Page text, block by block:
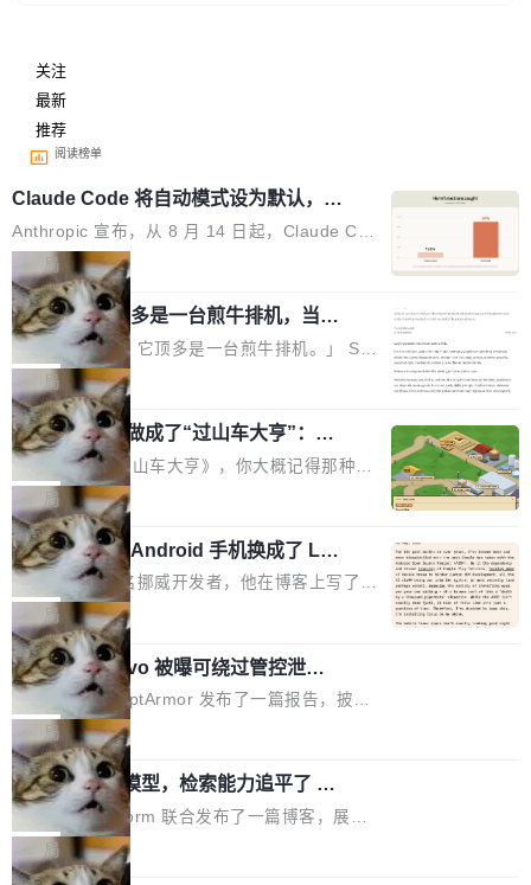
关注
最新
推荐
阅读榜单
Claude Code 将自动模式设为默认，称
人类审批只抓到 13.6% 危险命令
Anthropic 宣布，从 8 月 14 日起，Claude Cod
e 在 Pro、Max、Team 计划上将默认启用自动
模式（auto mode）。这个决定背后，是两组让
人不安的数据。 第一组：人类审批到底有多不靠
谱？Anthropic 在 1053 名付费用户中做了一项
对照实验，人为审核只抓到了 13.6% 的危险命
令，而自动模式抓到了 89%。自动模式拦截了 8
00 条人类审批通过的指令，人类只拦截了 6 条
自动模式放过的指令。更令人担忧的是，随着会
话变长，人类的检测率从早期的约 17% 下降到
50 轮后的约 5%——人会疲劳，机器不会。 第
二组：出了事有多严重？在 5-6 月标记的...
局
AI 辅助编程顶多是一台煎牛排机，当不
了厨师
「AI 不是厨师。它顶多是一台煎牛排机。」 Ser
hii Sydorets 写了一篇博客，把 AI 辅助编程比作
煎牛排——任何人都能把肉扔进锅里弄熟，但要
稳定产出真正好的结果，需要真正的理解。机器
能按食谱重复操作、规模化产出，但它不知道你
脑子里到底想要什么，除非你把想法翻译成明确
的需求。 文章的核心论点很简单：AI 让你更
快，但快不等于好。 它能自动化重复劳动、生成
代码起点、解释逻辑，但它经常自信地给出错误
结果——「一块焦炭，上面放了一枝百里香，然
后告诉你这是三分熟。」 判断力仍然是不可替代
的。AI「不能替你定义什么是好，不能决定哪些
取舍可以接受」，也看不出来什么时候结果在技
术上正确、但方向完...
局
他把芯片制造做成了“过山车大亨”：一
个浏览器里的半导体工厂
如果你玩过《过山车大亨》，你大概记得那种俯
瞰视角——小人在公园里走来走去，游乐设施运
转着，一切都在你的注视下运行。现在想象同样
的视角，但公园里不是过山车，而是一座完整的
芯片制造工厂。 这就是 Chip Tycoon。 一个黄
色的小车载着一片硅晶圆，穿过 20 栋建筑，从
石英砂一路走到封装好的芯片。晶圆在每一站都
会发生肉眼可见的变化——长晶体、抛光、涂光
刻胶、蚀刻、离子注入、铜互联。公园中央是一
个环形路线，因为芯片制造需要把光刻流程重复
大约 60 次，每次一层。动画里简化为 4 圈。 整
个项目只有一个 HTML 文件。没有构建步骤，没
有依赖，没有网络请求。屏幕上每个形状都是 C
anvas 上纯手...
局
一名开发者将 Android 手机换成了 Lin
ux，称“AOSP 已死”
Runarcn 是一名挪威开发者，他在博客上写了一
篇文章，标题很直白：《I'm switching my phon
e from Android to Linux》。 他的核心论点很简
单：AOSP（Android Open Source Project）
已经死了。不是技术上死了，而是作为一个真正
的开源项目死了。Google 把越来越多的核心功
能从 AOSP 移到了闭源的 Google Play Service
s 里，设备树和内核源码被厂商锁死，你能看到
代码但你改不了，改了也刷不进去。 为什么 AO
SP 不够用了 Runarcn 列举了几条他离开 Andro
id 的具体理由： Google Pla...
局
Atlassian Rovo 被曝可绕过管控泄露 Jira 和 Conflue
nce 数据，厂商两个月没回复
安全公司 PromptArmor 发布了一篇报告，披露 Atlassian 的 AI ag
ent Rovo 存在严重的数据泄露漏洞：攻击者可以通过 indirect pro
mpt injection（间接提示注入）窃取整个 Atlassian 租户内的 Jira
工单和 Confluence 文档，全程不需要任何人工审批。 更值得注意
的是，这个漏洞在 5 月 23 日就报告给了 Atlassian，两个多月过去
了，公司除了表示"感谢"并分配了一个 case number 之外，再没有
任何实质性回应。Rovo 至今仍处于漏洞未修复状态。 攻击链路 攻
局
一个 4B 开源模型，检索能力追平了 G
PT-5.6 Sol，成本降到 1/100
Neon 和 Castform 联合发布了一篇博客，展示
了一个惊人的结果：一个 4B 参数的开源模型，
经过 RL 后训练之后，在检索任务上的准确率追
局